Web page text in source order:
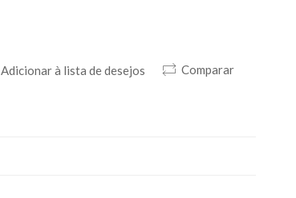
Adicionar à lista de desejos Comparar